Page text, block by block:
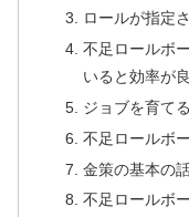
ロールが指定
不足ロールボ
いると効率が
ジョブを育て
不足ロールボ
金策の基本の
不足ロールボ